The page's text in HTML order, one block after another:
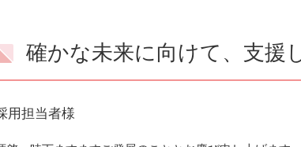
確かな未来に向けて、支援
用担当者様